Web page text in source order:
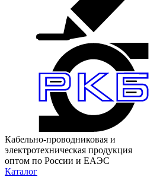
Кабельно-проводниковая и
электротехническая продукция
оптом по России и ЕАЭС
Каталог